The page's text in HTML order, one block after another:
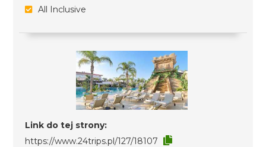
All Inclusive
Link do tej strony:
https://www.24trips.pl/127/18107